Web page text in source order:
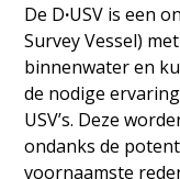
De D·USV is een
Survey Vessel)
binnenwater en
de nodige
USV’s. Deze
ondanks de
voornaamste